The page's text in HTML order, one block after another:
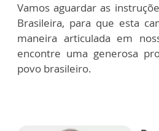
Vamos aguardar as
Brasileira, para que esta
maneira articulada em
encontre uma generosa
povo brasileiro.